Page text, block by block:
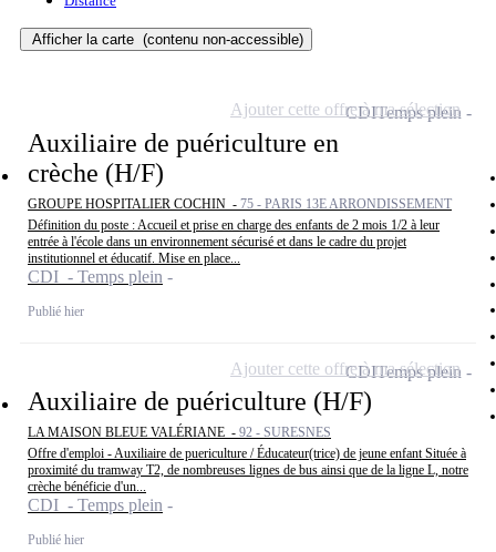
Afficher la carte (contenu non-accessible)
Auxiliaire de puériculture en
crèche (H/F)
GROUPE HOSPITALIER COCHIN - 75 - PARIS 13E ARRONDISSEMENT
Définition du poste : Accueil et prise en charge des enfants de 2 mois 1/2 à leur
entrée à l'école dans un environnement sécurisé et dans le cadre du projet
institutionnel et éducatif. Mise en place...
CDI - Temps plein
Publié hier
CDITemps plein
Ajouter cette offre à ma sélection
Auxiliaire de puériculture (H/F)
LA MAISON BLEUE VALÉRIANE - 92 - SURESNES
Offre d'emploi - Auxiliaire de puericulture / Éducateur(trice) de jeune enfant Située à
proximité du tramway T2, de nombreuses lignes de bus ainsi que de la ligne L, notre
crèche bénéficie d'un...
CDI - Temps plein
Publié hier
CDITemps plein
Ajouter cette offre à ma sélection